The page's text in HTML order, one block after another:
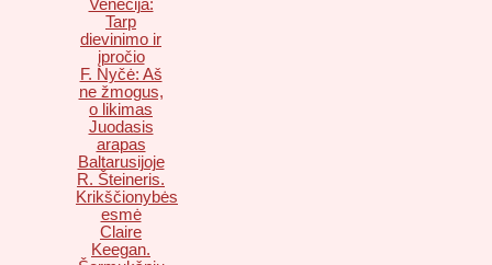
Venecija:
Tarp
dievinimo ir
įpročio
F. Nyčė: Aš
ne žmogus,
o likimas
Juodasis
arapas
Baltarusijoje
R. Šteineris.
Krikščionybės
esmė
Claire
Keegan.